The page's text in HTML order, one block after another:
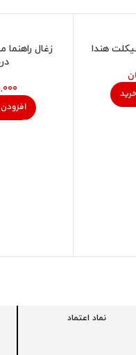
هندا
زغال
نماد اعتماد